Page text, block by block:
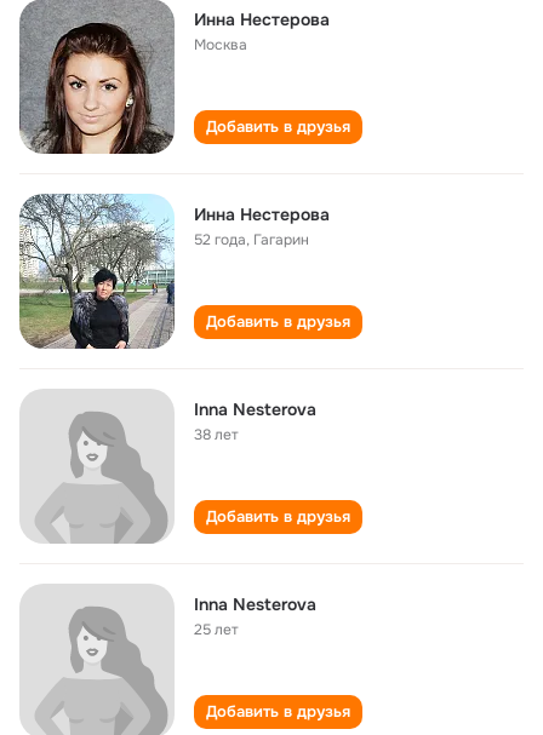
Инна Нестерова
Москва
Добавить в друзья
Инна Нестерова
52 года, Гагарин
Добавить в друзья
Inna Nesterova
38 лет
Добавить в друзья
Inna Nesterova
25 лет
Добавить в друзья